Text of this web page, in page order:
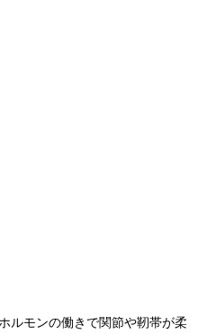
ルモンの働きで関節や靭帯が柔